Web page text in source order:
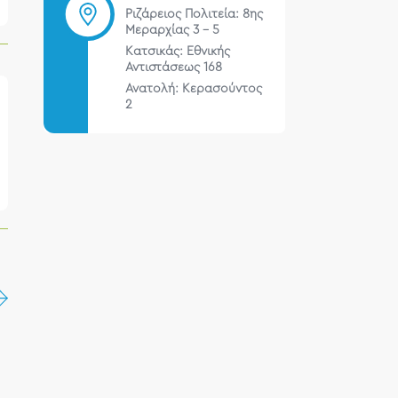
Ριζάρειος Πολιτεία: 8ης
Μεραρχίας 3 – 5
Κατσικάς: Εθνικής
Αντιστάσεως 168
Ανατολή: Κερασούντος
2